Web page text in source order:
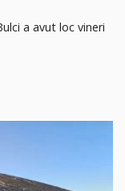
a avut loc vineri